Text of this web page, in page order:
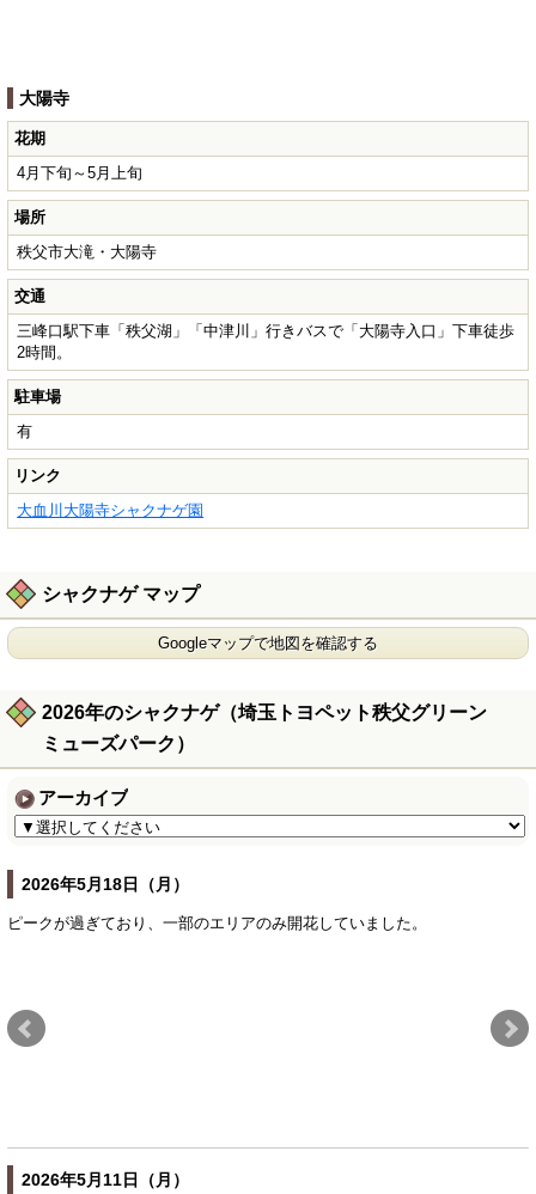
大陽寺
花期
4月下旬～5月上旬
場所
秩父市大滝・大陽寺
交通
三峰口駅下車「秩父湖」「中津川」行きバスで「大陽寺入口」下車徒歩
2時間。
駐車場
有
リンク
大血川大陽寺シャクナゲ園
シャクナゲ マップ
Googleマップで地図を確認する
2026年のシャクナゲ（埼玉トヨペット秩父グリーン
ミューズパーク）
アーカイブ
2026年5月18日（月）
ピークが過ぎており、一部のエリアのみ開花していました。
2026年5月11日（月）